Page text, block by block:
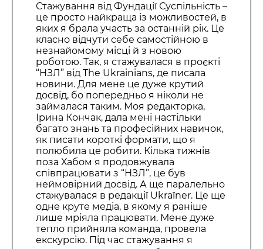
Стажування від Фундації Суспільність –
це просто найкраща із можливостей, в
яких я брала участь за останній рік. Це
класно відчути себе самостійною в
незнайомому місці й з новою
роботою. Так, я стажувалася в проєкті
“НЗЛ” від The Ukrainians, де писала
новини. Для мене це дуже крутий
досвід, бо попередньо я ніколи не
займалася таким. Моя редакторка,
Ірина Кончак, дала мені настільки
багато знань та професійних навичок,
як писати короткі формати, що я
полюбила це робити. Кілька тижнів
поза Хабом я продовжувала
співпрацювати з “НЗЛ”, це був
неймовірний досвід. А ще паралельно
стажувалася в редакції Ukraїner. Це ще
одне круте медіа, в якому я раніше
лише мріяла працювати. Мене дуже
тепло прийняла команда, провела
екскурсію. Під час стажування я